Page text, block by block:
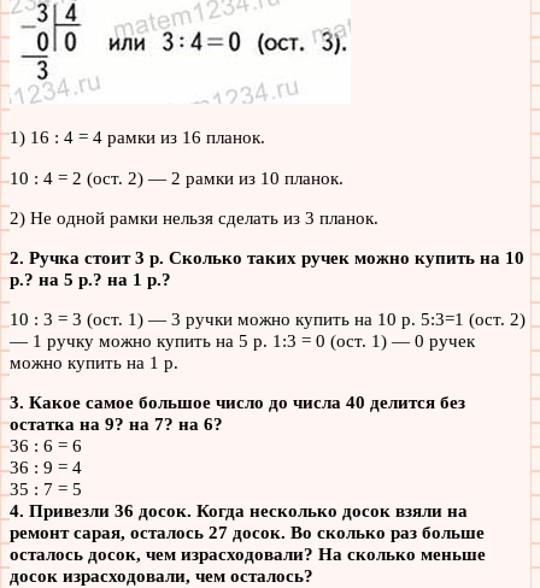
1) 16 : 4 = 4 рамки из 16 планок.
10 : 4 = 2 (ост. 2) — 2 рамки из 10 планок.
2) Не одной рамки нельзя сделать из 3 планок.
2. Ручка стоит 3 р. Сколько таких ручек можно купить на 10
р.? на 5 р.? на 1 р.?
10 : 3 = 3 (ост. 1) — 3 ручки можно купить на 10 р. 5:3=1 (ост. 2)
— 1 ручку можно купить на 5 р. 1:3 = 0 (ост. 1) — 0 ручек
можно купить на 1 р.
3. Какое самое большое число до числа 40 делится без
остатка на 9? на 7? на 6?
36 : 6 = 6
36 : 9 = 4
35 : 7 = 5
4. Привезли 36 досок. Когда несколько досок взяли на
ремонт сарая, осталось 27 досок. Во сколько раз больше
осталось досок, чем израсходовали? На сколько меньше
досок израсходовали, чем осталось?